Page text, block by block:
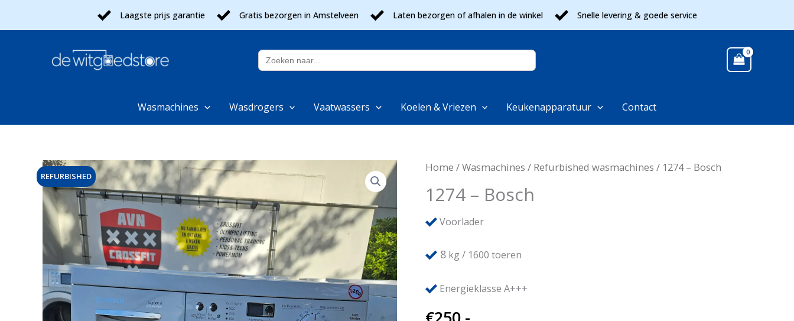
Laagste prijs garantie Gratis bezorgen in Amstelveen Laten bezorgen of afhalen in de winkel Snelle levering & goede service
Zoek
naar:
Wasmachines Wasdrogers Vaatwassers Koelen & Vriezen Keukenapparatuur Contact
REFURBISHED
Home /Wasmachines / Refurbished wasmachines / 1274 – Bosch
1274 – Bosch
Voorlader
8 kg / 1600 toeren
Energieklasse A+++